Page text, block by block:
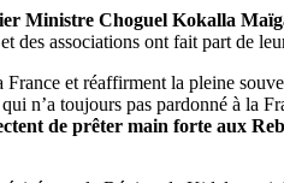
Ministre Choguel Kokalla
des associations ont fait part de
et réaffirment la pleine
n’a toujours pas pardonné à la
de prêter main forte aux